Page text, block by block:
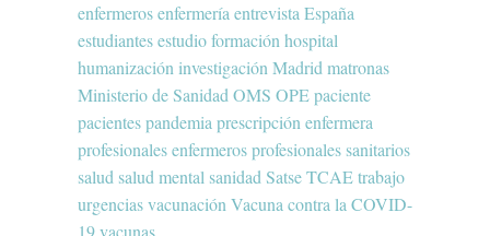
enfermerosenfermería entrevista España
estudiantesestudioformación hospital
humanización investigación Madrid matronas
Ministerio de Sanidad OMS OPEpaciente
pacientespandemia prescripción enfermera
profesionales enfermerosprofesionales sanitarios
salud salud mental sanidad SatseTCAEtrabajo
urgenciasvacunación Vacuna contra la COVID-
19vacunas